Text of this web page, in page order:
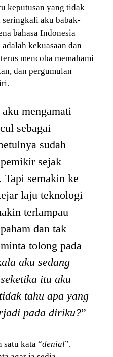
keputusan yang tidak
aku babak-
bahasa Indonesia
kekuasaan dan
mencoba memahami
dan pergumulan
mengamati
sebagai
sudah
sejak
Tapi semakin ke
laju teknologi
terlampau
dan tak
tolong pada
aku sedang
itu aku
tahu apa yang
pada diriku?”
satu kata “denial”.